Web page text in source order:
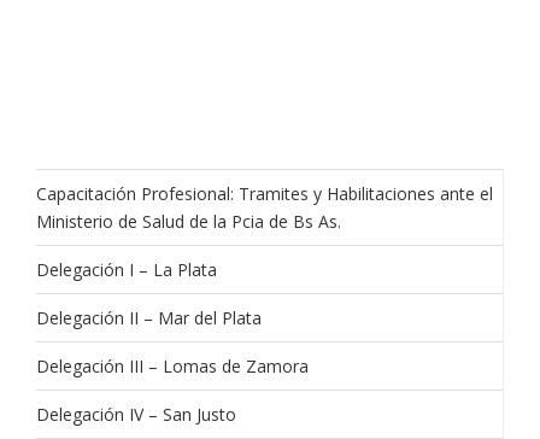
Capacitación Profesional: Tramites y Habilitaciones ante el
Ministerio de Salud de la Pcia de Bs As.
Delegación I – La Plata
Delegación II – Mar del Plata
Delegación III – Lomas de Zamora
Delegación IV – San Justo